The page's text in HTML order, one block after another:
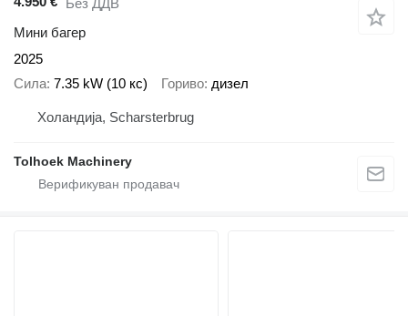
Без ДДВ
Мини багер
2025
Сила 7.35 kW (10 кс) Гориво дизел
Холандија, Scharsterbrug
Tolhoek Machinery